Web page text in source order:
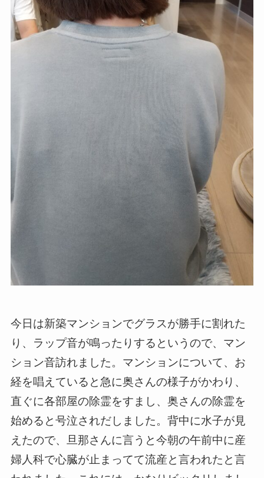
今日は新築マンションでグラスが勝手に割れた
り、ラップ音が鳴ったりするというので、マン
ション音訪れました。マンションについて、お
経を唱えていると急に奥さんの様子がかわり、
直ぐに各部屋の除霊をすまし、奥さんの除霊を
始めると号泣されだしました。背中に水子が見
えたので、旦那さんに言うと今朝の午前中に産
婦人科で心臓が止まってて流産と言われたと言